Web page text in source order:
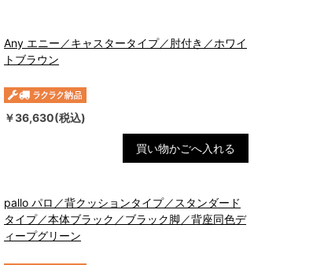
Any エニー／キャスタータイプ／肘付き／ホワイ
トブラウン
￥36,630(税込)
買い物かごへ入れる
pallo パロ／背クッションタイプ／スタンダード
タイプ／本体ブラック／ブラック脚／背座同色デ
ィープグリーン